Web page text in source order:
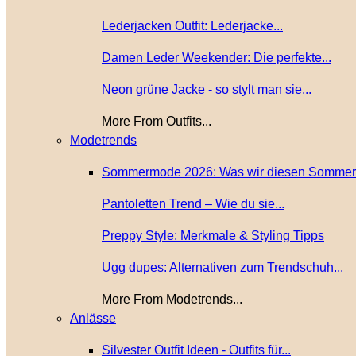
Lederjacken Outfit: Lederjacke...
Damen Leder Weekender: Die perfekte...
Neon grüne Jacke - so stylt man sie...
More From Outfits...
Modetrends
Sommermode 2026: Was wir diesen
Pantoletten Trend – Wie du sie...
Preppy Style: Merkmale & Styling Tipps
Ugg dupes: Alternativen zum Trendschuh...
More From Modetrends...
Anlässe
Silvester Outfit Ideen - Outfits für...